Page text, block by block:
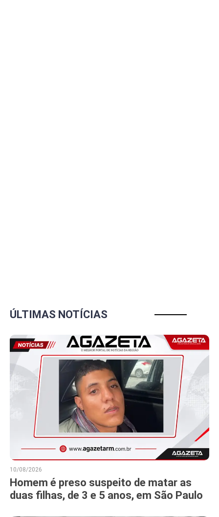
ÚLTIMAS NOTÍCIAS
10/08/2026
Homem é preso suspeito de matar as
duas filhas, de 3 e 5 anos, em São Paulo